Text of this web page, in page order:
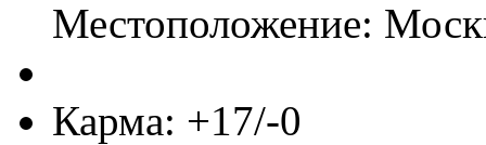
Местоположение:
Карма: +17/-0